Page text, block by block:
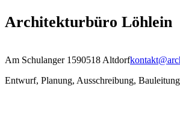
Architekturbüro Löhlein
Am Schulanger 1590518 Altdorf
Entwurf, Planung, Ausschreibung, Bauleitung